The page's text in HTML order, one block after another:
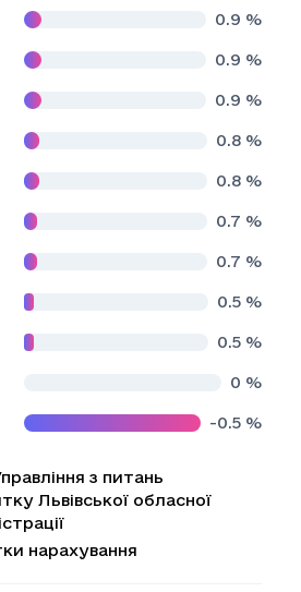
0.9 %
0.9 %
0.9 %
0.8 %
0.8 %
0.7 %
0.7 %
0.5 %
0.5 %
0 %
-0.5 %
з питань
Львівської обласної
нарахування